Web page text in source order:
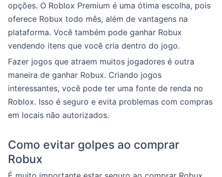
opções. O Roblox Premium é uma ótima escolha, pois
oferece Robux todo mês, além de vantagens na
plataforma. Você também pode ganhar Robux
vendendo itens que você cria dentro do jogo.
Fazer jogos que atraem muitos jogadores é outra
maneira de ganhar Robux. Criando jogos
interessantes, você pode ter uma fonte de renda no
Roblox. Isso é seguro e evita problemas com compras
em locais não autorizados.
Como evitar golpes ao comprar
Robux